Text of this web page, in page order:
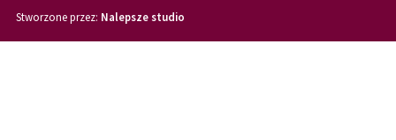
Stworzone przez: Nalepsze studio